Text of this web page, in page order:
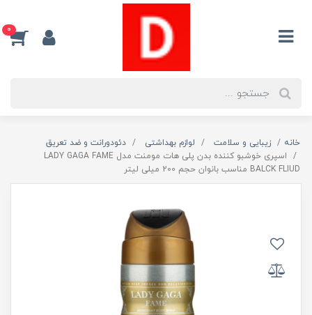
0
خانه زیبایی و سلامت لوازم بهداشتی
دئودورانت و ضد تعریق
اسپری خوشبو کننده بدن پلی هات مومنت مدل LADY GAGA FAME
BALCK FLIUD مناسب بانوان حجم 200 میلی لیتر